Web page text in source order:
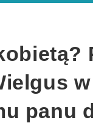
w
panu